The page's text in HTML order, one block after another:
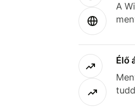
A
Élő